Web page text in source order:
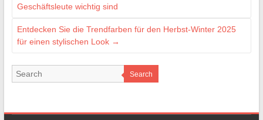
Geschäftsleute wichtig sind
Entdecken Sie die Trendfarben für den Herbst-Winter 2025
für einen stylischen Look →
Search